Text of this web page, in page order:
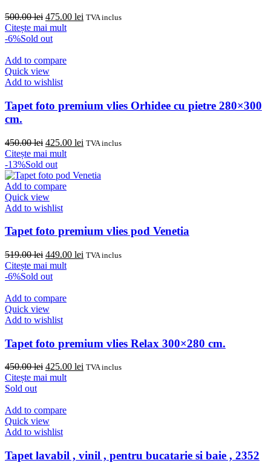
500.00lei Prețul
inițial
a
500.00 lei.
475.00 lei Prețul
TVA inclus
Citește mai mult
-6%Sold out
Add to compare
Quick view
Add to wishlist
Tapet foto premium vlies Orhidee cu pietre 280×300
cm.
450.00lei Prețul
inițial
a
fost:
450.00 lei.
425.00 lei Prețul
425.00 lei.
TVA inclus
Citește mai mult
-13%Sold out
Add to compare
Quick view
Add to wishlist
Tapet foto premium vlies pod Venetia
519.00lei Prețul
inițial
a
519.00 lei.
449.00 lei Prețul
TVA inclus
Citește mai mult
-6%Sold out
Add to compare
Quick view
Add to wishlist
Tapet foto premium vlies Relax 300×280 cm.
450.00lei Prețul
inițial
450.00 lei.
425.00 lei Prețul
TVA inclus
Citește mai mult
Sold out
Add to compare
Quick view
Add to wishlist
Tapet lavabil , vinil , pentru bucatarie si baie , 2352